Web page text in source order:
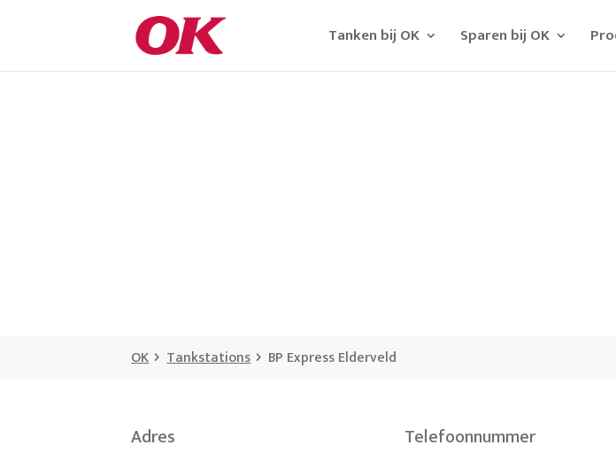
Tanken bij OK Sparen bij OK
OK Tankstations BP Express Elderveld
Adres Telefoonnummer